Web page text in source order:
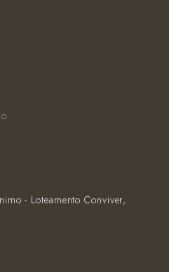
- Loteamento Conviver,